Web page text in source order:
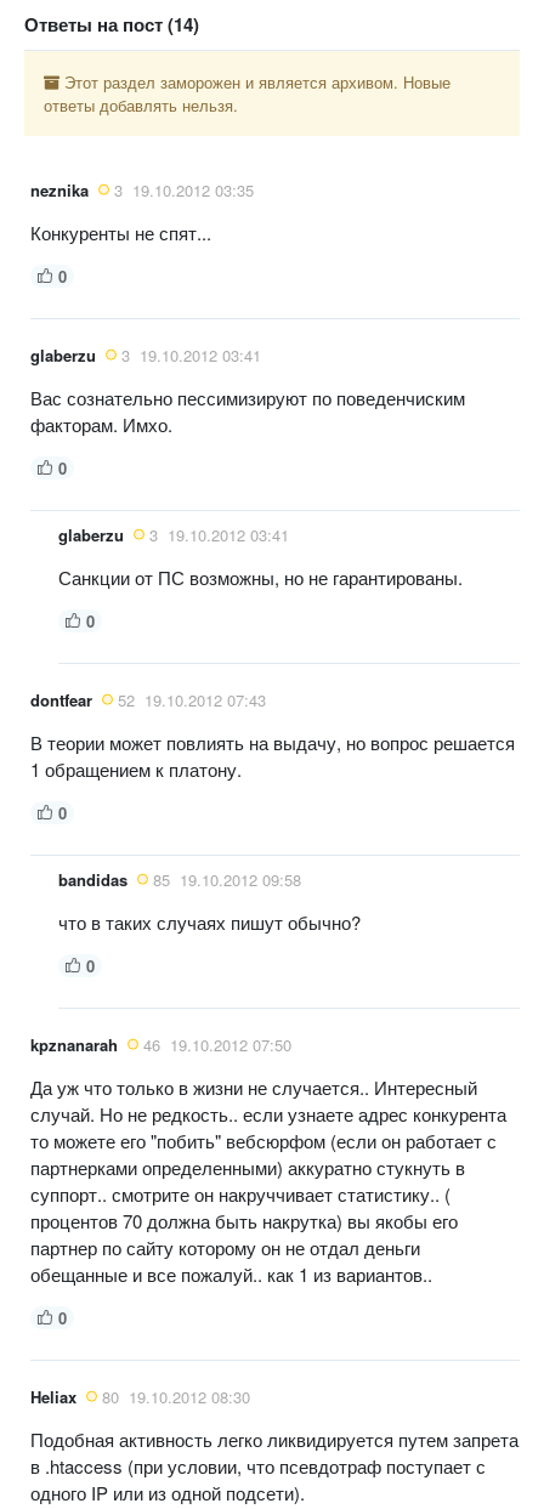
Ответы на пост (14)
Этот раздел заморожен и является архивом. Новые
ответы добавлять нельзя.
neznika 3 19.10.2012 03:35
Конкуренты не спят...
0
glaberzu 3 19.10.2012 03:41
Вас сознательно пессимизируют по поведенчиским
факторам. Имхо.
0
glaberzu 3 19.10.2012 03:41
Санкции от ПС возможны, но не гарантированы.
0
dontfear 52 19.10.2012 07:43
В теории может повлиять на выдачу, но вопрос решается
1 обращением к платону.
0
bandidas 85 19.10.2012 09:58
что в таких случаях пишут обычно?
0
kpznanarah 46 19.10.2012 07:50
Да уж что только в жизни не случается.. Интересный
случай. Но не редкость.. если узнаете адрес конкурента
то можете его "побить" вебсюрфом (если он работает с
партнерками определенными) аккуратно стукнуть в
суппорт.. смотрите он накруччивает статистику.. (
процентов 70 должна быть накрутка) вы якобы его
партнер по сайту которому он не отдал деньги
обещанные и все пожалуй.. как 1 из вариантов..
0
Heliax 80 19.10.2012 08:30
Подобная активность легко ликвидируется путем запрета
в .htaccess (при условии, что псевдотраф поступает с
одного IP или из одной подсети).